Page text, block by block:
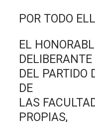
POR TODO
EL
DELIBERANTE
DEL PARTIDO
DE
LAS
PROPIAS,